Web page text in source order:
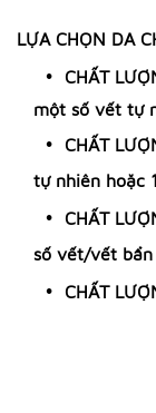
LỰA CHỌN DA
CHẤT
một số vết tự
CHẤT
tự nhiên hoặc
CHẤT
số vết/vết
CHẤT